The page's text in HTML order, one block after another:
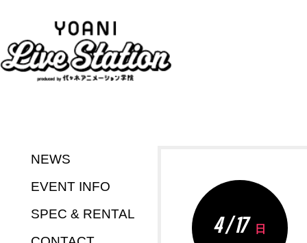
NEWS
EVENT INFO
SPEC & RENTAL
4 / 17 日